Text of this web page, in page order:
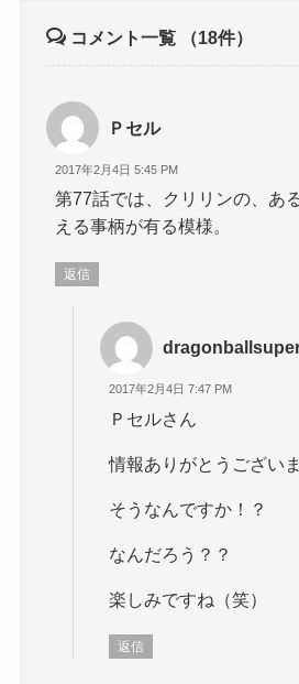
コメント一覧 （18件）
Ｐセル
2017年2月4日 5:45 PM
第77話では、クリリンの、あ
える事柄が有る模様。
返信
2017年2月4日 7:47 PM
Ｐセルさん
情報ありがとうございま
そうなんですか！？
なんだろう？？
楽しみですね（笑）
返信